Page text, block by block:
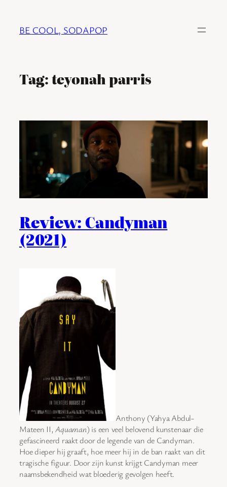
BE COOL, SODAPOP
Tag:teyonah parris
Review: Candyman
(2021)
Anthony (Yahya Abdul-
Mateen II,Aquaman) is een veel belovend kunstenaar die
gefascineerd raakt door de legende van de Candyman.
Hoe dieper hij graaft, hoe meer hij in de ban raakt van dit
tragische figuur. Door zijn kunst krijgt Candyman meer
naamsbekendheid wat bloederig gevolgen heeft.